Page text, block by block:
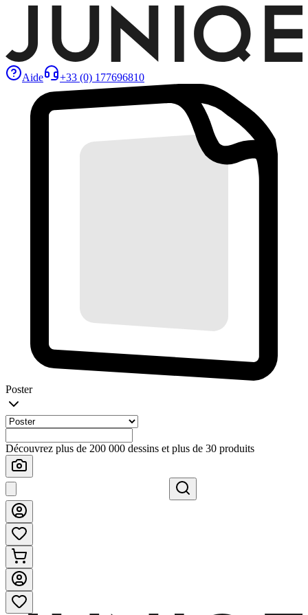
Aide +33 (0) 177696810
Poster
Découvrez plus de 200 000 dessins et plus de 30 produits